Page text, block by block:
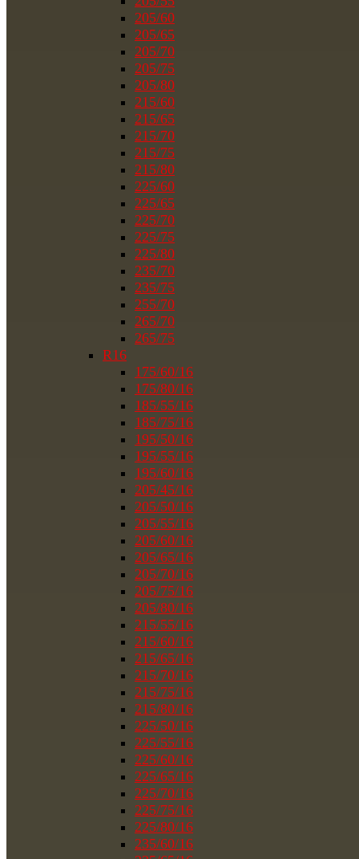
205/60
205/65
205/70
205/75
205/80
215/60
215/65
215/70
215/75
215/80
225/60
225/65
225/70
225/75
225/80
235/70
235/75
255/70
265/70
265/75
R16
175/60/16
175/80/16
185/55/16
185/75/16
195/50/16
195/55/16
195/60/16
205/45/16
205/50/16
205/55/16
205/60/16
205/65/16
205/70/16
205/75/16
205/80/16
215/55/16
215/60/16
215/65/16
215/70/16
215/75/16
215/80/16
225/50/16
225/55/16
225/60/16
225/65/16
225/70/16
225/75/16
225/80/16
235/60/16